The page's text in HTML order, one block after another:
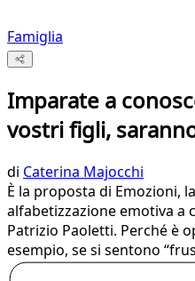
Famiglia
Imparate a
vostri figli,
di Caterina Majocchi
È la proposta di Emozioni,
alfabetizzazione emotiva a
Patrizio Paoletti. Perché è
esempio, se si sentono